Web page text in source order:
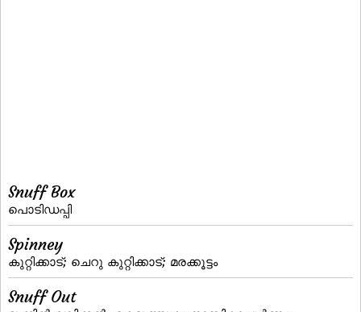
Snuff Box
പൊടിഡപ്പി
Spinney
കുറ്റിക്കാട്‌; ചെറു കുറ്റിക്കാട്‌; മരക്കൂട്ടം
Snuff Out